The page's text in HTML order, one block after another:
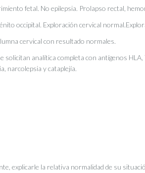
fetal. No epilepsia. Prolapso rectal,
occipital. Exploración cervical
cervical con resultado normales.
solicitan analítica completa con antígenos
narcolepsia y cataplejía.
explicarle la relativa normalidad de su